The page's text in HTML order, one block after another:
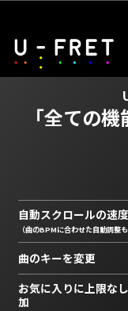
「全ての
自動スクロールの速
（曲のBPMに合わせた自動調整も
曲のキーを変更
お気に入りに上限な
加